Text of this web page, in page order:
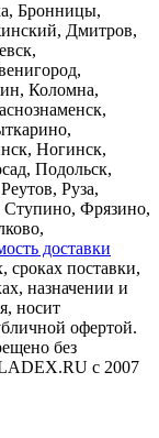
Бронницы,
Дмитров,
Коломна,
Ногинск,
Подольск,
Руза,
Ступино, Фрязино,
доставки
поставки,
назначении и
носит
офертой.
без
c 2007